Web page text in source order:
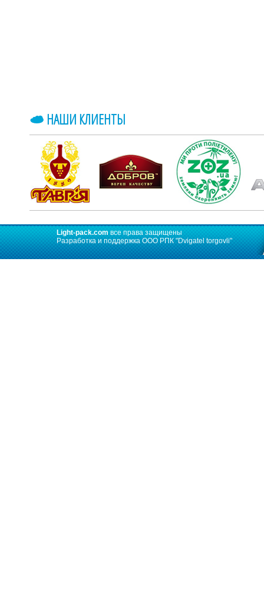
НАШИ КЛИЕНТЫ
Light-pack.com все права защищены
Разработка и поддержка ООО РПК"Dvigatel torgovli"